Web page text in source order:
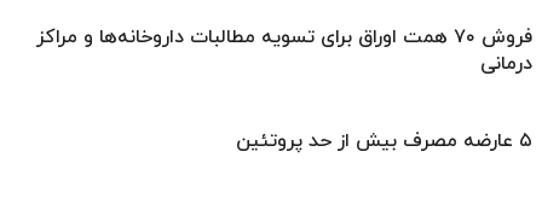
فروش ۷۰ همت اوراق برای تسویه مطالبات داروخانه‌ها و مراکز
درمانی
۵ عارضه مصرف بیش از حد پروتئین